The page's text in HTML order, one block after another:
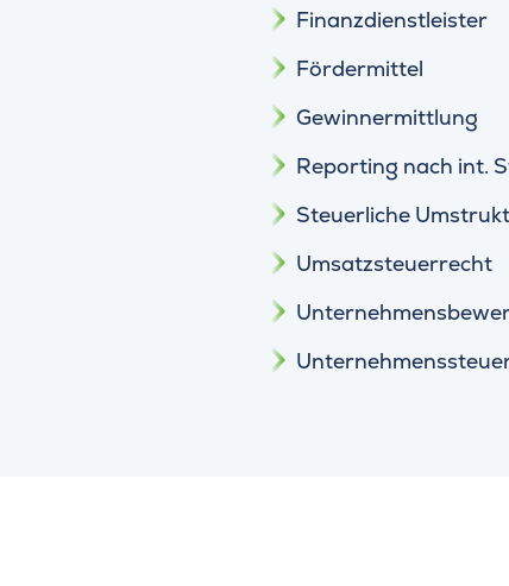
Finanzdienstleister
Fördermittel
Gewinnermittlung
Reporting nach int.
Steuerliche
Umsatzsteuerrecht